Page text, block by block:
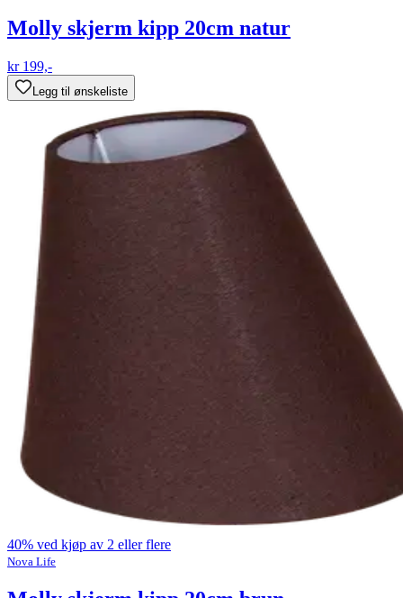
Molly skjerm kipp 20cm natur
kr 199,-
Legg til ønskeliste
40% ved kjøp av 2 eller flere
Nova Life